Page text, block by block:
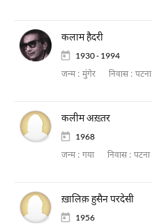
कलाम हैदरी
1930 - 1994
जन्म : मुंगेर निवास : पटना
कलीम अख़्तर
1968
जन्म : गया निवास : पटना
ख़ालिक़ हुसैन परदेसी
1956